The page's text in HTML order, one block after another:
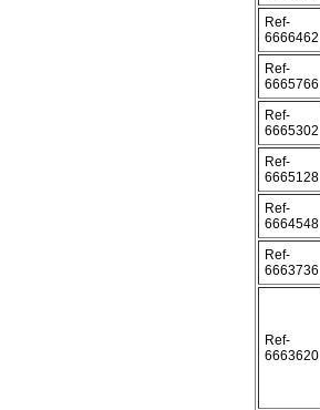
Ref-
6666462
Ref-
6665766
Ref-
6665302
Ref-
6665128
Ref-
6664548
Ref-
6663736
Ref-
6663620